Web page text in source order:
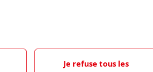
le logo de la FNME-CGT et
Je refuse tous les